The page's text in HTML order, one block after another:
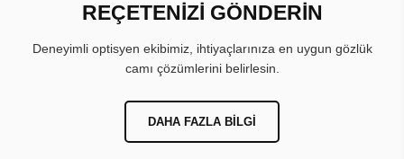
REÇETENİZİ GÖNDERİN
Deneyimli optisyen ekibimiz, ihtiyaçlarınıza en uygun gözlük
camı çözümlerini belirlesin.
DAHA FAZLA BILGI